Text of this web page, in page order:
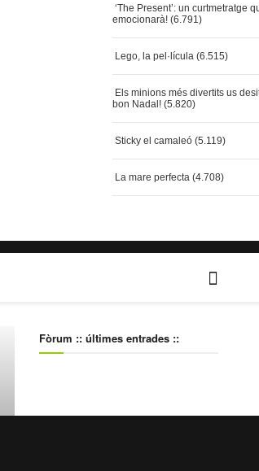
‘The Present’: un curtmetratge
emocionarà! (6.791)
Lego, la pel·lícula (6.515)
Els minions més divertits us
bon Nadal! (5.820)
Sticky el camaleó (5.119)
La mare perfecta (4.708)